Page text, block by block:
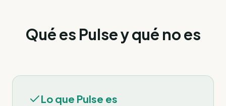
Qué es Pulse y qué no es
Lo que Pulse es